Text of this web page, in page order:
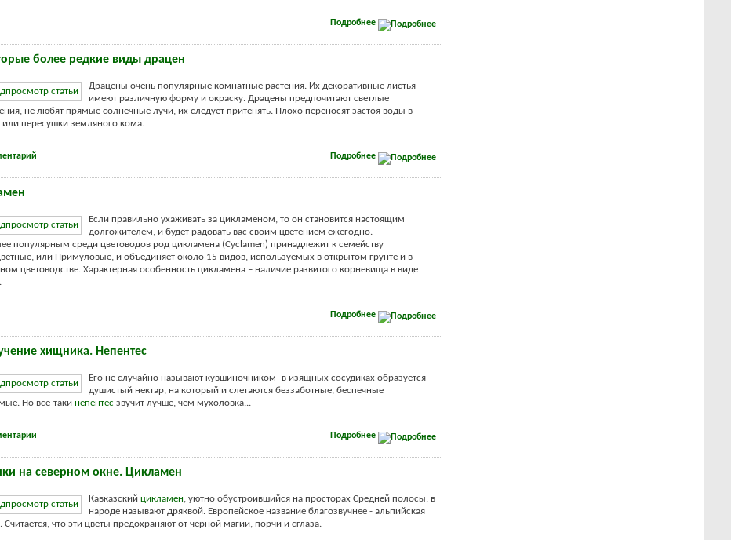
Подробнее
более редкие виды драцен
Драцены очень популярные комнатные растения. Их декоративные листья
имеют различную форму и окраску. Драцены предпочитают светлые
не любят прямые солнечные лучи, их следует притенять. Плохо переносят застоя воды в
или пересушки земляного кома.
Подробнее
Если правильно ухаживать за цикламеном, то он становится настоящим
долгожителем, и будет радовать вас своим цветением ежегодно.
популярным среди цветоводов род цикламена (Cyclamen) принадлежит к семейству
или Примуловые, и объединяет около 15 видов, используемых в открытом грунте и в
цветоводстве. Характерная особенность цикламена – наличие развитого корневища в виде
Подробнее
хищника. Непентес
Его не случайно называют кувшиночником -в изящных сосудиках образуется
душистый нектар, на который и слетаются беззаботные, беспечные
Но все-таки непентес звучит лучше, чем мухоловка...
Подробнее
на северном окне. Цикламен
Кавказский цикламен , уютно обустроившийся на просторах Средней полосы, в
народе называют дряквой. Европейское название благозвучнее - альпийская
Считается, что эти цветы предохраняют от черной магии, порчи и сглаза.